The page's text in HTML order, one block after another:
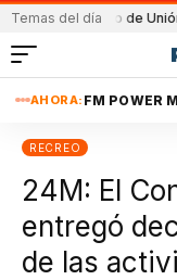
Temas del día
partido de Unión y Lanús
AHORA: FM POWER
RECREO
24M: El
entregó
de las